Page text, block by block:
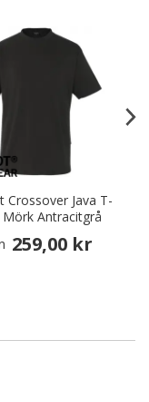
Crossover Java T-
Mörk Antracitgrå
259,00 kr